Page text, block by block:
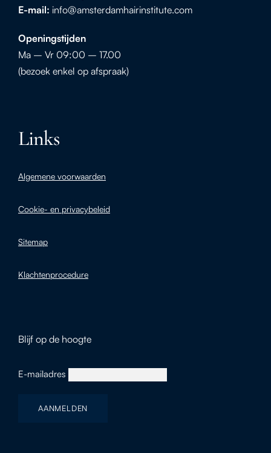
E-mail: info@amsterdamhairinstitute.com
Openingstijden
Ma – Vr 09:00 – 17.00
(bezoek enkel op afspraak)
Links
Algemene voorwaarden
Cookie- en privacybeleid
Sitemap
Klachtenprocedure
Blijf op de hoogte
E-mailadres